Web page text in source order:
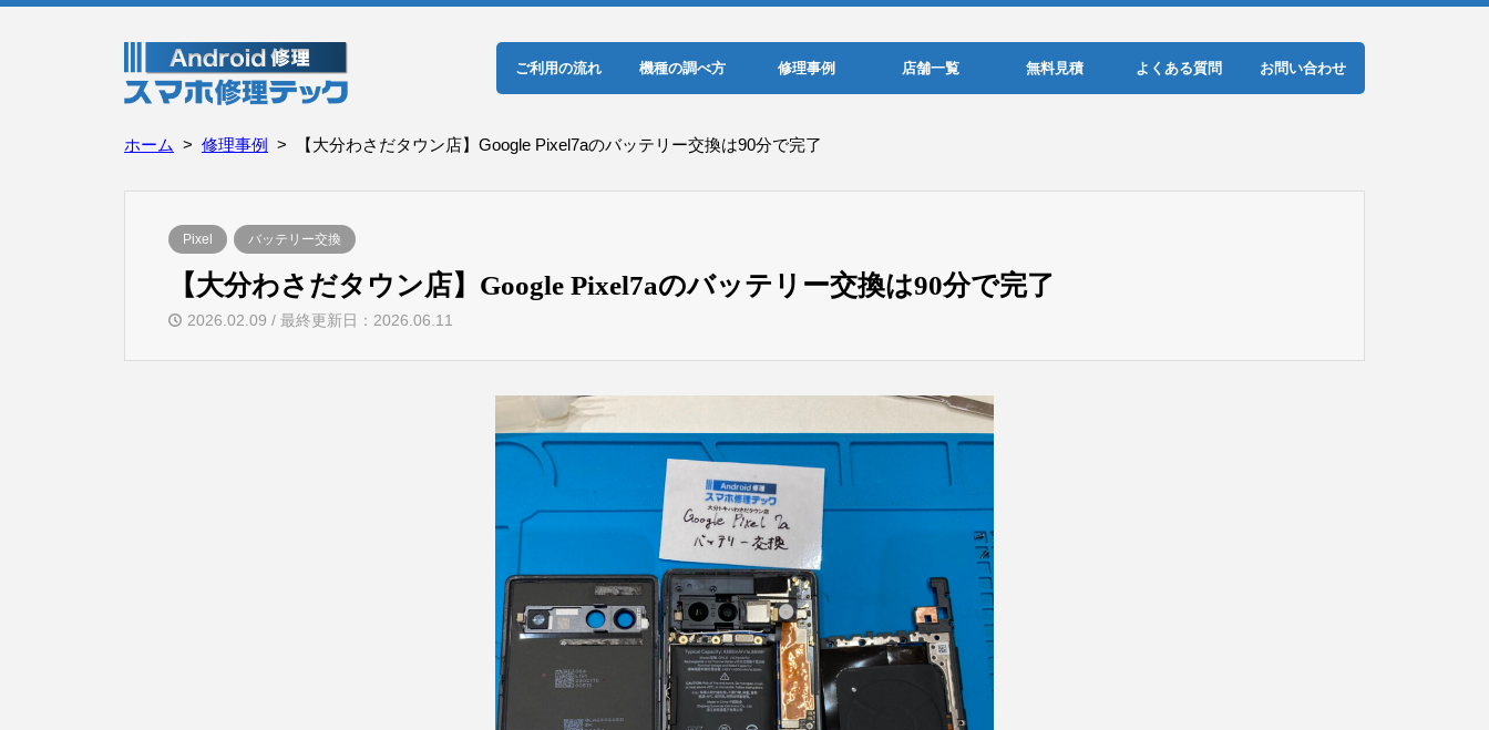
ご利用の流れ 機種の調べ方 修理事例 店舗一覧 無料見積 よくある質問 お問い合わせ
ホーム 修理事例 【大分わさだタウン店】Google Pixel7aのバッテリー交換は90分で完了
Pixel バッテリー交換
【大分わさだタウン店】Google Pixel7aのバッテリー交換は90分で完了
2026.02.09 / 最終更新日：2026.06.11